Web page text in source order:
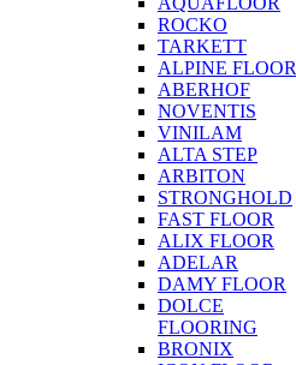
ROCKO
TARKETT
ALPINE FLOOR
ABERHOF
NOVENTIS
VINILAM
ALTA STEP
ARBITON
STRONGHOLD
FAST FLOOR
ALIX FLOOR
ADELAR
DAMY FLOOR
DOLCE
FLOORING
BRONIX